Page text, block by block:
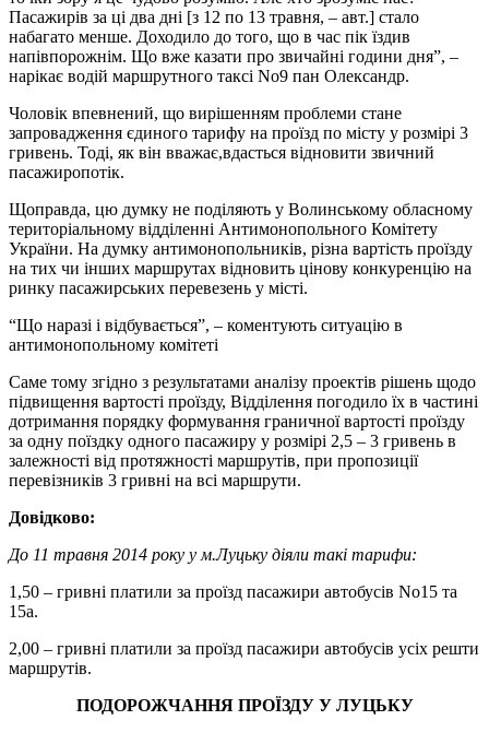
Пасажирів за ці два дні [з 12 по 13 травня, – авт.] стало
набагато менше. Доходило до того, що в час пік їздив
напівпорожнім. Що вже казати про звичайні години дня”, –
нарікає водій маршрутного таксі No9 пан Олександр.
Чоловік впевнений, що вирішенням проблеми стане
запровадження єдиного тарифу на проїзд по місту у розмірі 3
гривень. Тоді, як він вважає,вдасться відновити звичний
пасажиропотік.
Щоправда, цю думку не поділяють у Волинському обласному
територіальному відділенні Антимонопольного Комітету
України. На думку антимонопольників, різна вартість проїзду
на тих чи інших маршрутах відновить цінову конкуренцію на
ринку пасажирських перевезень у місті.
“Що наразі і відбувається”, – коментують ситуацію в
антимонопольному комітеті
Саме тому згідно з результатами аналізу проектів рішень щодо
підвищення вартості проїзду, Відділення погодило їх в частині
дотримання порядку формування граничної вартості проїзду
за одну поїздку одного пасажиру у розмірі 2,5 – 3 гривень в
залежності від протяжності маршрутів, при пропозиції
перевізників 3 гривні на всі маршрути.
Довідково:
До 11 травня 2014 року у м.Луцьку діяли такі тарифи:
1,50 – гривні платили за проїзд пасажири автобусів No15 та
15а.
2,00 – гривні платили за проїзд пасажири автобусів усіх решти
маршрутів.
ПОДОРОЖЧАННЯ ПРОЇЗДУ У ЛУЦЬКУ